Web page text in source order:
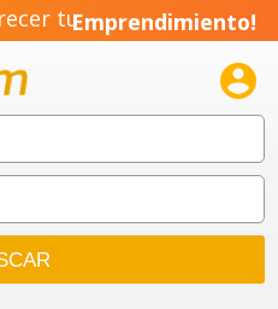
tuEmprendimiento!
